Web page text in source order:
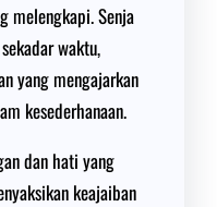
melengkapi. Senja
waktu,
yang mengajarkan
kesederhanaan.
dan hati yang
keajaiban